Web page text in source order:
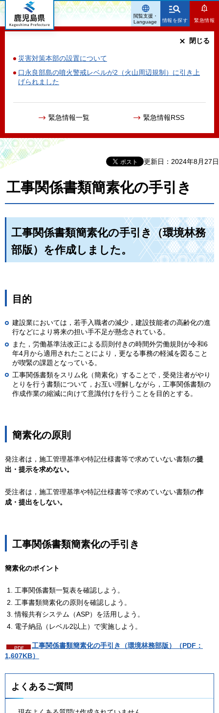
鹿児島県
情報を探す 緊急情報
災害対策本部の設置について
口永良部島の噴火警戒レベルが2（火山周辺規制）に引き上
げられました
緊急情報一覧 緊急情報RSS
閉じる
閲覧支援・
Language
更新日：2024年8月27日
工事関係書類簡素化の手引き
工事関係書類簡素化の手引き（環境林務
部版）を作成しました。
目的
建設業においては，若手入職者の減少，建設技能者の高齢化の進
行などにより将来の担い手不足が懸念されている。
また，労働基準法改正による罰則付きの時間外労働規則が令和6
年4月から適用されたことにより，更なる事務の軽減を図ること
が喫緊の課題となっている。
工事関係書類をスリム化（簡素化）することで，受発注者がやり
とりを行う書類について，お互い理解しながら，工事関係書類の
作成作業の縮減に向けて意識付けを行うことを目的とする。
簡素化の原則
発注者は，施工管理基準や特記仕様書等で求めていない書類の提
出・提示を求めない。
受注者は，施工管理基準や特記仕様書等で求めていない書類の作
成・提出をしない。
工事関係書類簡素化の手引き
簡素化のポイント
工事関係書類一覧表を確認しよう。
工事書類簡素化の原則を確認しよう。
情報共有システム（ASP）を活用しよう。
電子納品（レベル2以上）で実施しよう。
工事関係書類簡素化の手引き（環境林務部版）（PDF：
1,607KB）
よくあるご質問